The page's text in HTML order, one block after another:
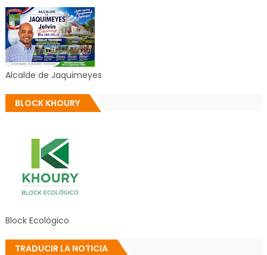
Alcalde de Jaquimeyes
BLOCK KHOURY
Block Ecológico
TRADUCIR LA NOTICIA